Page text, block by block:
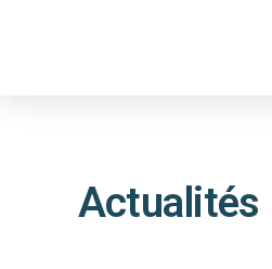
Actualités